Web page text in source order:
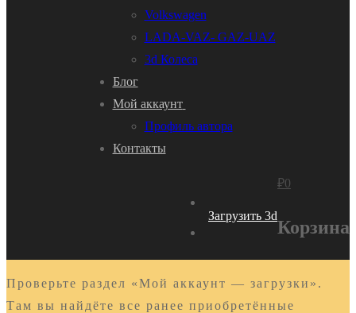
Volkswagen
LADA-VAZ- GAZ-UAZ
3d Колеса
Блог
Мой аккаунт
Профиль автора
Контакты
Загрузить 3d
₽0
Корзина
Проверьте раздел «Мой аккаунт — загрузки».
Там вы найдёте все ранее приобретённые